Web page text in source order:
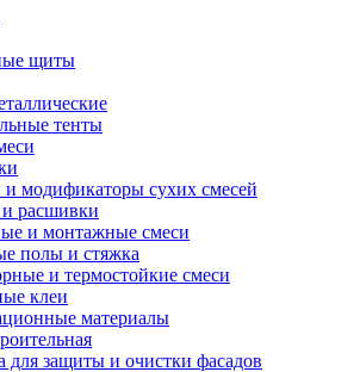
щиты
тенты
и модификаторы сухих смесей
расшивки
и монтажные смеси
полы и стяжка
и термостойкие смеси
клеи
материалы
для защиты и очистки фасадов